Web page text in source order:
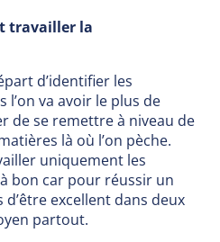
travailler la
d’identifier les
l’on va avoir le plus de
de se remettre à niveau de
là où l’on pèche.
uniquement les
bon car pour réussir un
excellent dans deux
partout.